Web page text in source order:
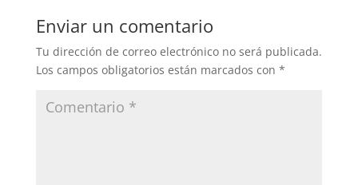
Enviar un comentario
Tu dirección de correo electrónico no será publicada.
Los campos obligatorios están marcados con *